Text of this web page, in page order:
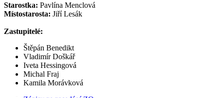
Starostka: Pavlína Menclová
Místostarosta: Jiří Lesák
Zastupitelé:
Štěpán Benedikt
Vladimír Doškář
Iveta Hessingová
Michal Fraj
Kamila Morávková